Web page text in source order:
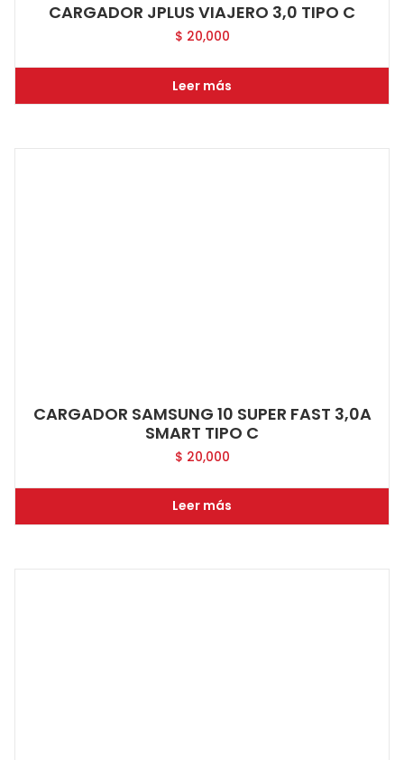
CARGADOR JPLUS VIAJERO 3,0 TIPO C
$ 20,000
Leer más
CARGADOR SAMSUNG 10 SUPER FAST 3,0A
SMART TIPO C
$ 20,000
Leer más